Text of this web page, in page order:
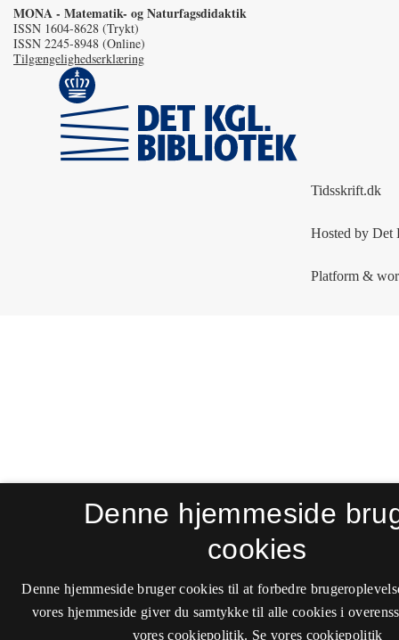
MONA - Matematik- og Naturfagsdidaktik
ISSN 1604-8628 (Trykt)
ISSN 2245-8948 (Online)
Tilgængelighedserklæring
Denne hjemmeside
cookies
Denne hjemmeside bruger cookies til at forbedre
vores hjemmeside giver du samtykke til alle cookies i
vores cookiepolitik. Se vores cookiepolitik